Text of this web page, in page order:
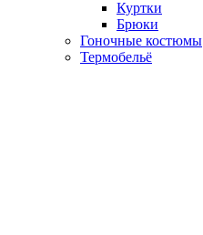
Куртки
Брюки
Гоночные костюмы
Термобельё